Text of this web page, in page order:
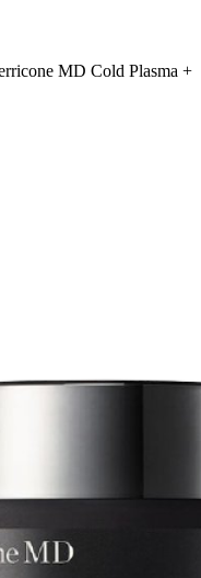
MD Cold Plasma +